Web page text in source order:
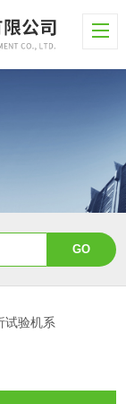
试验机系